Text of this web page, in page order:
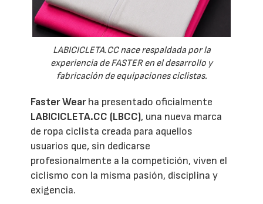
LABICICLETA.CC nace respaldada por la
experiencia de FASTER en el desarrollo y
fabricación de equipaciones ciclistas.
Faster Wearha presentado oficialmente
LABICICLETA.CC (LBCC), una nueva marca
de ropa ciclista creada para aquellos
usuarios que, sin dedicarse
profesionalmente a la competición, viven el
ciclismo con la misma pasión, disciplina y
exigencia.